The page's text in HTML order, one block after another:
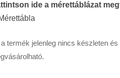
ide a mérettáblázat
a termék jelenleg nincs készleten és